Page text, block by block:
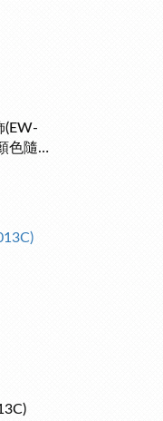
(EW-
色隨機